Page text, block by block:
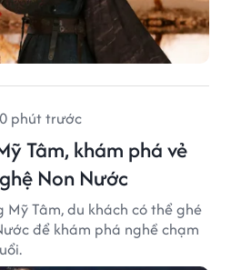
phút trước
Tâm, khám phá vẻ
Non Nước
Tâm, du khách có thể ghé
để khám phá nghề chạm